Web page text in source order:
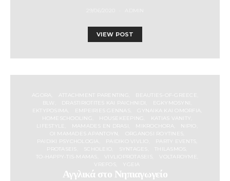
VIEW POST
AGORA ATTACHMENT PARENTING
BEAUTIES-OF-GREECE
BLW
DRASTIRIOTITES KAI PAICHNIDI
EGKYMOSYNI
EKTYPOSIMA
EMPEIRIES GENNAS
GYNAIKA KAI OMORFIA
HOMESCHOOLING
HOUSEKEEPING
KATIAS VANITY
LIFESTYLE
MAMADES EN DRASI MIKROCHORA
NIPIO
OI MAMADES APANTOYN
ORGANOSI ROYTINES
PAIDIKI PSYCHOLOGIA
PAIDIKO VIVLIO
PARTY EVENTS
PROTASEIS
SYNTAGES
THILASMOS
TO-HAPPY-TIS-MAMAS
VIVLIOPROTASEIS
VOLTAROYME
VREFOS
YGEIA
Αγγλικά στο Νηπιαγωγείο